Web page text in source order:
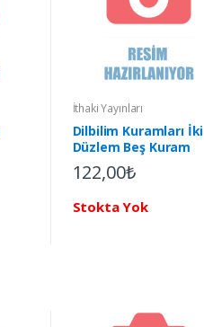
İthaki Yayınları
Dilbilim Kuramları İki
Düzlem Beş Kuram
122,00₺
Stokta Yok